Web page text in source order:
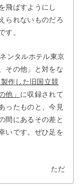
飛ばすようにし
られないものだろ
。
ンタルホテル東京
その他」と対をな
作した旧国立競
他」 に収録されて
ったものと、今見
間にあるその差と
いです。ぜひ足を
ただ